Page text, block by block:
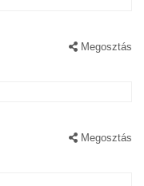
Megosztás
Megosztás